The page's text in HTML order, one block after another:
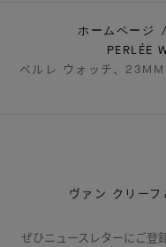
ホームページ
PERLÉE
ペルレ ウォッチ、
ヴァン クリーフ
ぜひニュースレターにご登